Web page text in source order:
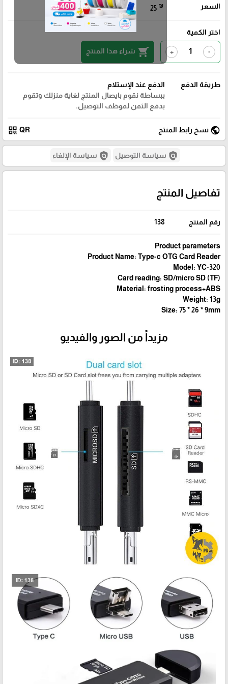
السعر 25 ₪
اختر الكمية
-
+
shopping_cart شراء هذا المنتج
طريقة الدفع
الدفع عند الإستلام
ببساطة نقوم بايصال المنتج لغاية منزلك وتقوم
بدفع الثمن لموظف التوصيل.
public نسخ رابط المنتج QR
qr_code
policy سياسة التوصيل policy سياسة الإلغاء
تفاصيل المنتج
رقم المنتج 138
Product parameters
Product Name: Type-c OTG Card Reader
Model: YC-320
Card reading: SD/micro SD (TF)
Material: frosting process+ABS
Weight: 13g
Size: 75 * 26 * 9mm
مزيداً من الصور والفيديو